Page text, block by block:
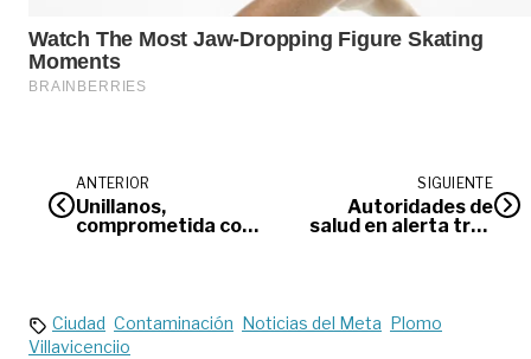
ANTERIOR
Unillanos,
comprometida con
SIGUIENTE
Autoridades de
salud en alerta tras
Ciudad Contaminación Noticias del Meta Plomo
Villavicenciio